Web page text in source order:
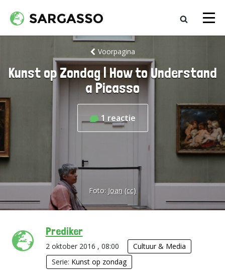
Voorpagina
Kunst op Zondag | How to Understand
a Picasso
1 reactie
Foto: Joan (cc)
Prediker
2 oktober 2016 , 08:00
Cultuur & Media
Serie: Kunst op zondag